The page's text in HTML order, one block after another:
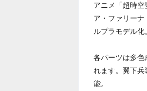
アニメ「超時
ア・ファリー
ルプラモデル化
各パーツは多色
れます。翼下兵
能。